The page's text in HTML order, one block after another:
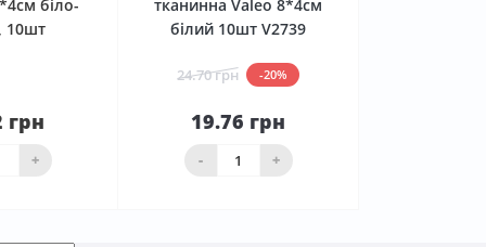
біло-
10шт
грн
+
тканинна Valeo 8*4см
білий 10шт V2739
24.70 грн -20%
19.76 грн
- +
До
кошика